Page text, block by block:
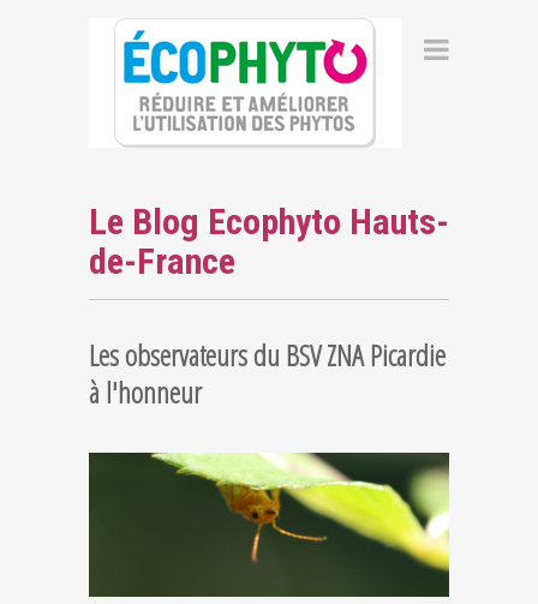
Le Blog Ecophyto Hauts-
de-France
Les observateurs du BSV ZNA Picardie
à l'honneur